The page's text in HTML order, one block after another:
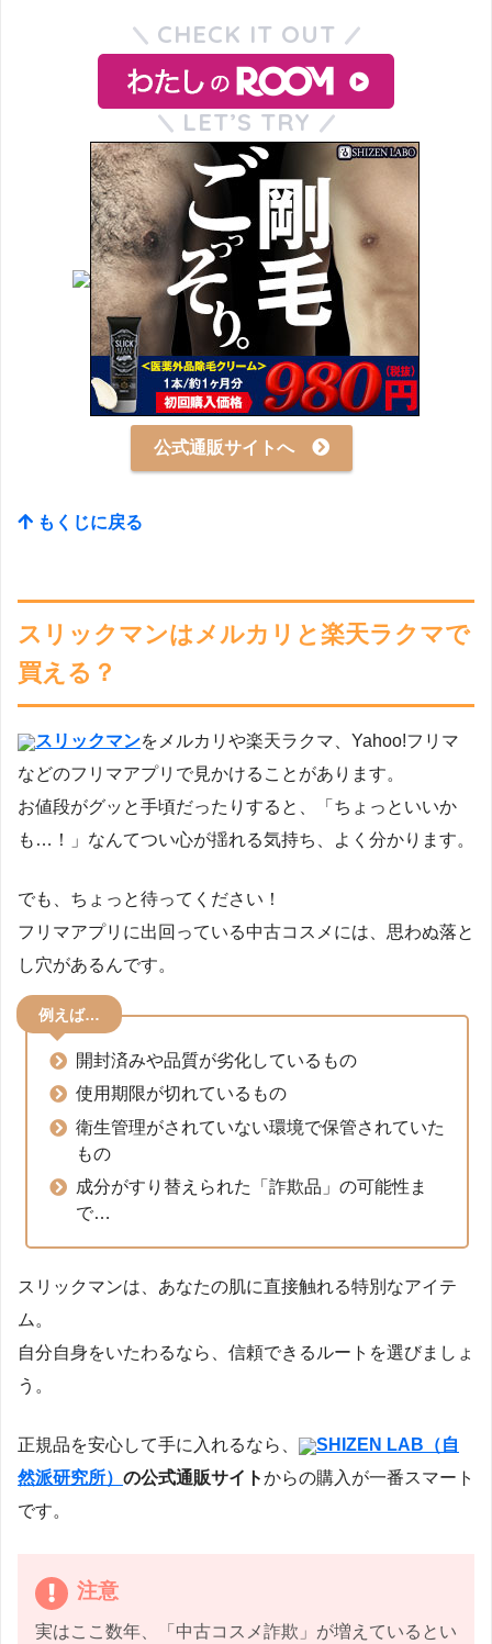
CHECK IT OUT
LET’S TRY
公式通販サイトへ
もくじに戻る
スリックマンはメルカリと楽天ラクマで
買える？
スリックマンをメルカリや楽天ラクマ、Yahoo!フリマ
などのフリマアプリで見かけることがあります。
お値段がグッと手頃だったりすると、「ちょっといいか
も…！」なんてつい心が揺れる気持ち、よく分かります。
でも、ちょっと待ってください！
フリマアプリに出回っている中古コスメには、思わぬ落と
し穴があるんです。
例えば…
開封済みや品質が劣化しているもの
使用期限が切れているもの
衛生管理がされていない環境で保管されていた
もの
成分がすり替えられた「詐欺品」の可能性ま
で…
スリックマンは、あなたの肌に直接触れる特別なアイテ
ム。
自分自身をいたわるなら、信頼できるルートを選びましょ
う。
正規品を安心して手に入れるなら、
SHIZEN LAB（自
然派研究所） の公式通販サイトからの購入が一番スマート
です。
注意
実はここ数年、「中古コスメ詐欺」が増えているとい